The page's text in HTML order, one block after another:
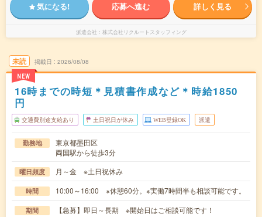
気になる! 応募へ進む 詳しく見る
派遣会社 株式会社リクルートスタッフィング
未読
NEW
掲載日 2026/08/08
16時までの時短＊見積書作成など＊時給1850
円
交通費別途支給あり 土日祝日が休み WEB登録OK 派遣
勤務地
東京都墨田区
両国駅から徒歩3分
曜日頻度 月～金 ※土日祝休み
時間 10:00～16:00 ※休憩60分。※実働7時間半も相談可能です。
期間 【急募】即日～長期 ※開始日はご相談可能です！